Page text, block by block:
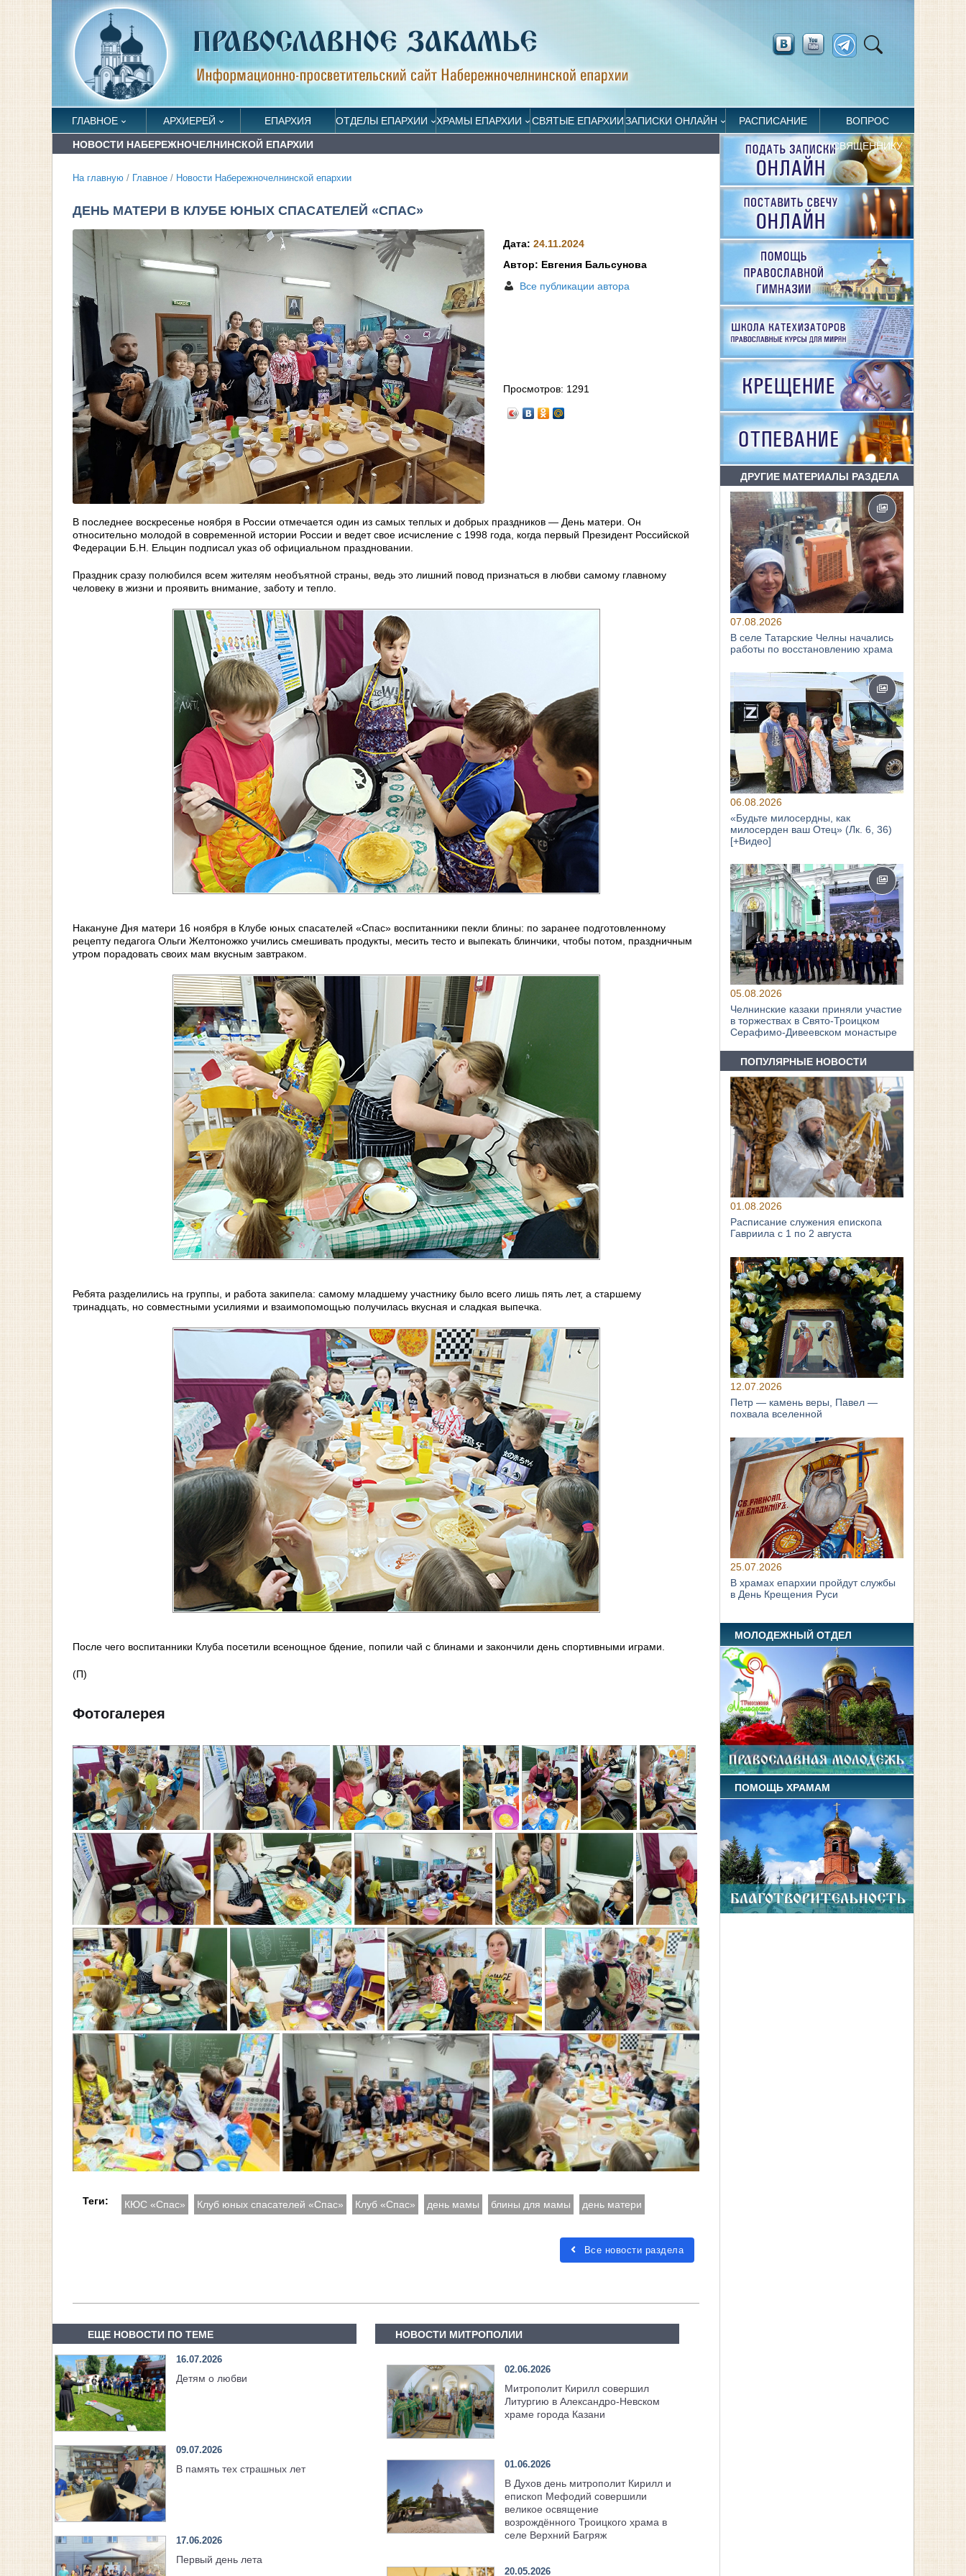
ГЛАВНОЕ АРХИЕРЕЙ ЕПАРХИЯ ОТДЕЛЫ ЕПАРХИИ ХРАМЫ ЕПАРХИИ СВЯТЫЕ ЕПАРХИИЗАПИСКИ ОНЛАЙН РАСПИСАНИЕ ВОПРОС
СВЯЩЕННИКУ
НОВОСТИ НАБЕРЕЖНОЧЕЛНИНСКОЙ ЕПАРХИИ
На главную / Главное / Новости Набережночелнинской епархии
ДЕНЬ МАТЕРИ В КЛУБЕ ЮНЫХ СПАСАТЕЛЕЙ «СПАС»
Дата:24.11.2024
Автор: Евгения Бальсунова
Все публикации автора
Просмотров: 1291
В последнее воскресенье ноября в России отмечается один из самых теплых и добрых праздников — День матери. Он
относительно молодой в современной истории России и ведет свое исчисление с 1998 года, когда первый Президент Российской
Федерации Б.Н. Ельцин подписал указ об официальном праздновании.
Праздник сразу полюбился всем жителям необъятной страны, ведь это лишний повод признаться в любви самому главному
человеку в жизни и проявить внимание, заботу и тепло.
Накануне Дня матери 16 ноября в Клубе юных спасателей «Спас» воспитанники пекли блины: по заранее подготовленному
рецепту педагога Ольги Желтоножко учились смешивать продукты, месить тесто и выпекать блинчики, чтобы потом, праздничным
утром порадовать своих мам вкусным завтраком.
Ребята разделились на группы, и работа закипела: самому младшему участнику было всего лишь пять лет, а старшему
тринадцать, но совместными усилиями и взаимопомощью получилась вкусная и сладкая выпечка.
После чего воспитанники Клуба посетили всенощное бдение, попили чай с блинами и закончили день спортивными играми.
(П)
Фотогалерея
Теги: КЮС «Спас» Клуб юных спасателей «Спас» Клуб «Спас» день мамы блины для мамы день матери
Все новости раздела
ЕЩЕ НОВОСТИ ПО ТЕМЕ
16.07.2026
Детям о любви
09.07.2026
В память тех страшных лет
17.06.2026
Первый день лета
НОВОСТИ МИТРОПОЛИИ
02.06.2026
Митрополит Кирилл совершил
Литургию в Александро-Невском
храме города Казани
01.06.2026
В Духов день митрополит Кирилл и
епископ Мефодий совершили
великое освящение
возрождённого Троицкого храма в
селе Верхний Багряж
20.05.2026
ДРУГИЕ МАТЕРИАЛЫ РАЗДЕЛА
07.08.2026
В селе Татарские Челны начались
работы по восстановлению храма
06.08.2026
«Будьте милосердны, как
милосерден ваш Отец» (Лк. 6, 36)
[+Видео]
05.08.2026
Челнинские казаки приняли участие
в торжествах в Свято‑Троицком
Серафимо‑Дивеевском монастыре
ПОПУЛЯРНЫЕ НОВОСТИ
01.08.2026
Расписание служения епископа
Гавриила с 1 по 2 августа
12.07.2026
Петр — камень веры, Павел —
похвала вселенной
25.07.2026
В храмах епархии пройдут службы
в День Крещения Руси
МОЛОДЕЖНЫЙ ОТДЕЛ
ПОМОЩЬ ХРАМАМ